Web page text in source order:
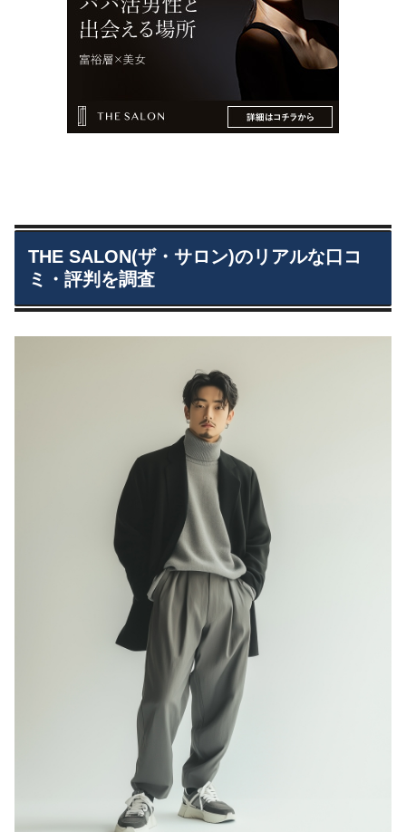
THE SALON(ザ・サロン)のリアルな口コ
ミ・評判を調査